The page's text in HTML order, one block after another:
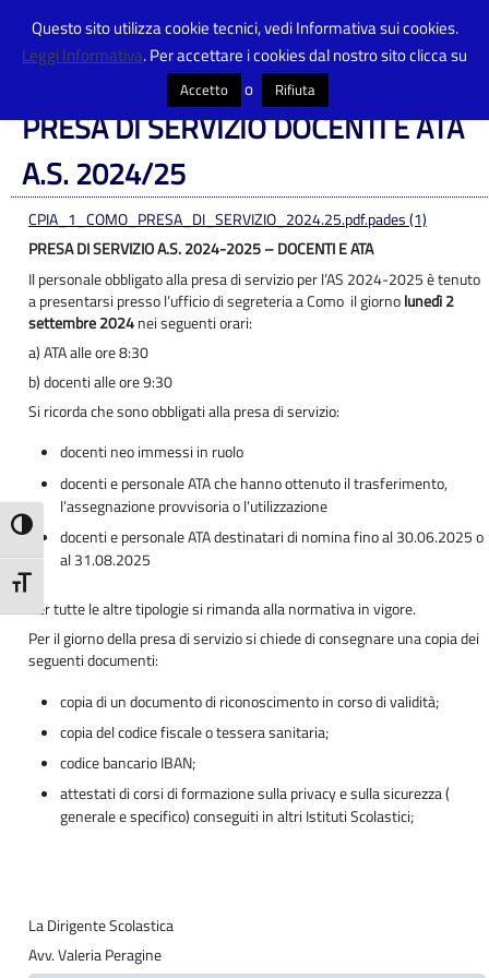
Attiva/disattiva alto contrasto
Attiva/disattiva dimensione testo
Centro Provinciale Istruzione Adulti>Articoli>Avvisi >PRESA DI SERVIZIO
DOCENTI E ATA A.S. 2024/25
PRESA DI SERVIZIO DOCENTI E ATA
A.S. 2024/25
CPIA_1_COMO_PRESA_DI_SERVIZIO_2024.25.pdf.pades (1)
PRESA DI SERVIZIO A.S. 2024-2025 – DOCENTI E ATA
Il personale obbligato alla presa di servizio per l’AS 2024-2025 è tenuto
a presentarsi presso l’ufficio di segreteria a Como il giornolunedì 2
settembre 2024nei seguenti orari:
a) ATA alle ore 8:30
b) docenti alle ore 9:30
Si ricorda che sono obbligati alla presa di servizio:
docenti neo immessi in ruolo
docenti e personale ATA che hanno ottenuto il trasferimento,
l’assegnazione provvisoria o l’utilizzazione
docenti e personale ATA destinatari di nomina fino al 30.06.2025 o
al 31.08.2025
Per tutte le altre tipologie si rimanda alla normativa in vigore.
Per il giorno della presa di servizio si chiede di consegnare una copia dei
seguenti documenti:
copia di un documento di riconoscimento in corso di validità;
copia del codice fiscale o tessera sanitaria;
codice bancario IBAN;
attestati di corsi di formazione sulla privacy e sulla sicurezza (
generale e specifico) conseguiti in altri Istituti Scolastici;
La Dirigente Scolastica
Avv. Valeria Peragine
Questo sito utilizza cookie tecnici, vedi Informativa sui cookies.
Leggi Informativa. Per accettare i cookies dal nostro sito clicca su
Accetto o Rifiuta